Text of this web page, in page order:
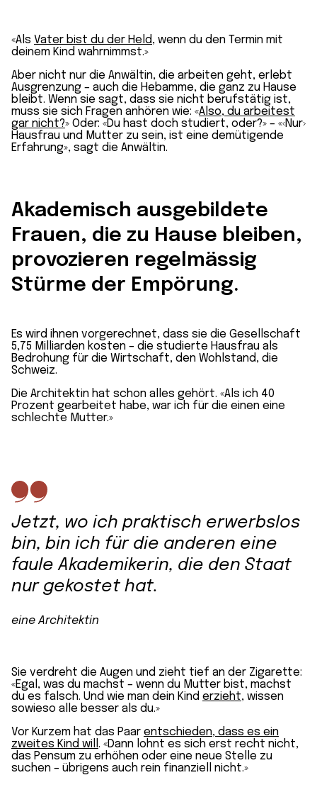
«Als Vater bist du der Held, wenn du den Termin mit
deinem Kind wahrnimmst.»
Aber nicht nur die Anwältin, die arbeiten geht, erlebt
Ausgrenzung – auch die Hebamme, die ganz zu Hause
bleibt. Wenn sie sagt, dass sie nicht berufstätig ist,
muss sie sich Fragen anhören wie: «Also, du arbeitest
gar nicht?» Oder: «Du hast doch studiert, oder?» – «‹Nur›
Hausfrau und Mutter zu sein, ist eine demütigende
Erfahrung», sagt die Anwältin.
Akademisch ausgebildete
Frauen, die zu Hause bleiben,
provozieren regelmässig
Stürme der Empörung.
Es wird ihnen vorgerechnet, dass sie die Gesellschaft
5,75 Milliarden kosten – die studierte Hausfrau als
Bedrohung für die Wirtschaft, den Wohlstand, die
Schweiz.
Die Architektin hat schon alles gehört. «Als ich 40
Prozent gearbeitet habe, war ich für die einen eine
schlechte Mutter.»
Jetzt, wo ich praktisch erwerbslos
bin, bin ich für die anderen eine
faule Akademikerin, die den Staat
nur gekostet hat.
eine Architektin
Sie verdreht die Augen und zieht tief an der Zigarette:
«Egal, was du machst – wenn du Mutter bist, machst
du es falsch. Und wie man dein Kind erzieht, wissen
sowieso alle besser als du.»
Vor Kurzem hat das Paar entschieden, dass es ein
zweites Kind will . «Dann lohnt es sich erst recht nicht,
das Pensum zu erhöhen oder eine neue Stelle zu
suchen – übrigens auch rein finanziell nicht.»